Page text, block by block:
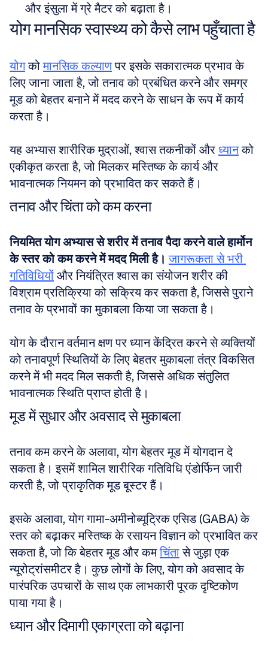
और इंसुला में ग्रे मैटर को बढ़ाता है।
योग मानसिक स्वास्थ्य को कैसे लाभ पहुँचाता है
योग को मानसिक कल्याण पर इसके सकारात्मक प्रभाव के
लिए जाना जाता है, जो तनाव को प्रबंधित करने और समग्र
मूड को बेहतर बनाने में मदद करने के साधन के रूप में कार्य
करता है।
यह अभ्यास शारीरिक मुद्राओं, श्वास तकनीकों और ध्यान को
एकीकृत करता है, जो मिलकर मस्तिष्क के कार्य और
भावनात्मक नियमन को प्रभावित कर सकते हैं।
तनाव और चिंता को कम करना
नियमित योग अभ्यास से शरीर में तनाव पैदा करने वाले हार्मोन
के स्तर को कम करने में मदद मिली है। जागरूकता से भरी
गतिविधियों और नियंत्रित श्वास का संयोजन शरीर की
विश्राम प्रतिक्रिया को सक्रिय कर सकता है, जिससे पुराने
तनाव के प्रभावों का मुकाबला किया जा सकता है।
योग के दौरान वर्तमान क्षण पर ध्यान केंद्रित करने से व्यक्तियों
को तनावपूर्ण स्थितियों के लिए बेहतर मुकाबला तंत्र विकसित
करने में भी मदद मिल सकती है, जिससे अधिक संतुलित
भावनात्मक स्थिति प्राप्त होती है।
मूड में सुधार और अवसाद से मुकाबला
तनाव कम करने के अलावा, योग बेहतर मूड में योगदान दे
सकता है। इसमें शामिल शारीरिक गतिविधि एंडोर्फिन जारी
करती है, जो प्राकृतिक मूड बूस्टर हैं।
इसके अलावा, योग गामा-अमीनोब्यूट्रिक एसिड (GABA) के
स्तर को बढ़ाकर मस्तिष्क के रसायन विज्ञान को प्रभावित कर
सकता है, जो कि बेहतर मूड और कम चिंता से जुड़ा एक
न्यूरोट्रांसमीटर है। कुछ लोगों के लिए, योग को अवसाद के
पारंपरिक उपचारों के साथ एक लाभकारी पूरक दृष्टिकोण
पाया गया है।
ध्यान और दिमागी एकाग्रता को बढ़ाना